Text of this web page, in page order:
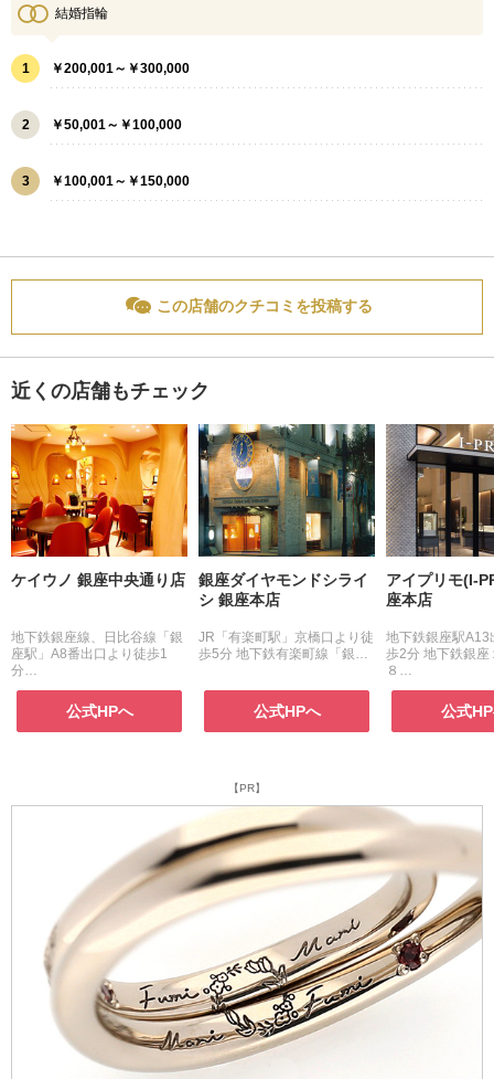
結婚指輪
1 ￥200,001～￥300,000
2 ￥50,001～￥100,000
3 ￥100,001～￥150,000
この店舗のクチコミを投稿する
近くの店舗もチェック
ケイウノ 銀座中央通り店
地下鉄銀座線、日比谷線「銀
座駅」A8番出口より徒歩1
分…
公式HPへ
銀座ダイヤモンドシライ
シ 銀座本店
JR「有楽町駅」京橋口より徒
歩5分 地下鉄有楽町線「銀…
公式HPへ
アイプリモ(I-
座本店
地下鉄銀座駅A13
歩2分 地下鉄銀座
８…
公式
【PR】